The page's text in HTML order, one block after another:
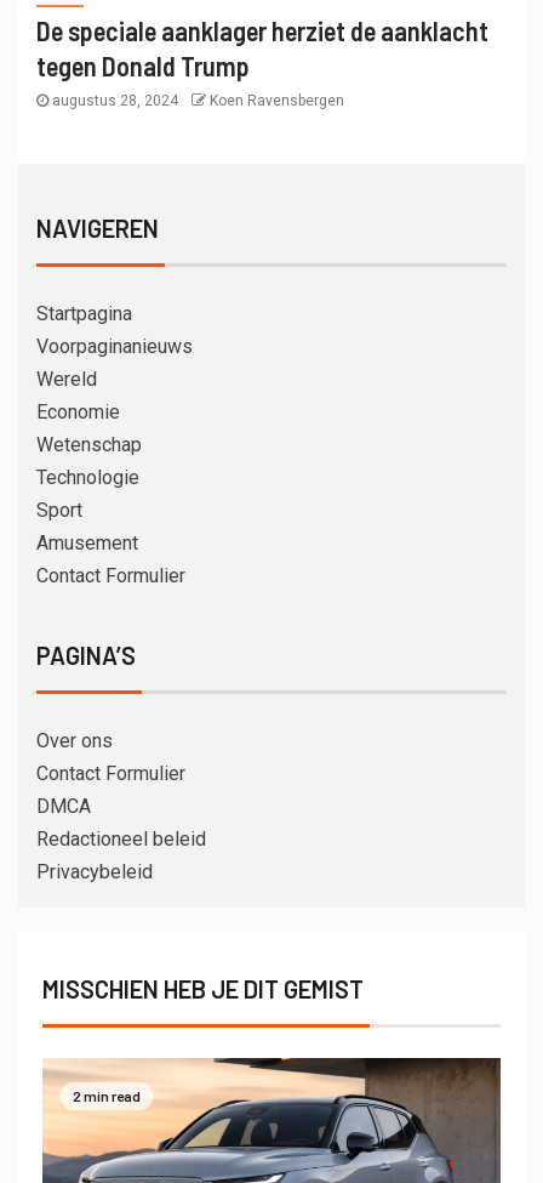
De speciale aanklager herziet de aanklacht
tegen Donald Trump
augustus 28, 2024 Koen Ravensbergen
NAVIGEREN
Startpagina
Voorpaginanieuws
Wereld
Economie
Wetenschap
Technologie
Sport
Amusement
Contact Formulier
PAGINA’S
Over ons
Contact Formulier
DMCA
Redactioneel beleid
Privacybeleid
MISSCHIEN HEB JE DIT GEMIST
2 min read